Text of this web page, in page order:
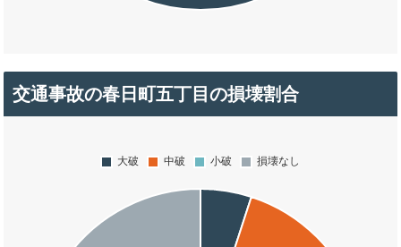
交通事故の春日町五丁目の損壊割合